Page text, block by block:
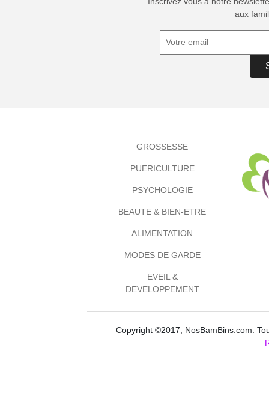
aux
GROSSESSE
PUERICULTURE
PSYCHOLOGIE
BEAUTE & BIEN-ETRE
ALIMENTATION
MODES DE GARDE
EVEIL &
DEVELOPPEMENT
Copyright ©2017, NosBamBins.com.